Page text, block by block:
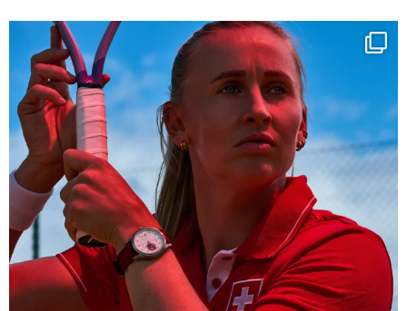
Determination, elegance and Swiss precision —
441
14